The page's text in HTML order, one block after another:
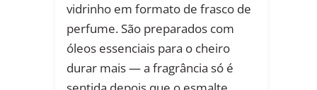
vidrinho em formato de frasco de
perfume. São preparados com
óleos essenciais para o cheiro
durar mais — a fragrância só é